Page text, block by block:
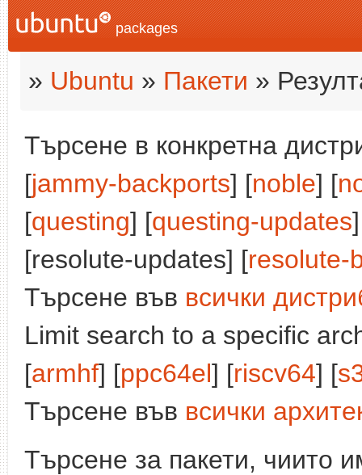
packages
» Ubuntu » Пакети »
Търсене в конкретна
[jammy-backports] [noble] [
[questing] [questing-updates
[resolute-updates] [resolute-
Търсене във всички
Limit search to a specific
[armhf] [ppc64el] [riscv64] [
Търсене във всички
Търсене за пакети, чиито